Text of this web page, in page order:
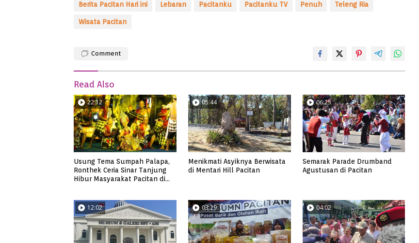
Berita Pacitan Hari ini Lebaran Pacitanku Pacitanku TV Penuh Teleng Ria
Wisata Pacitan
Comment
Read Also
22:12
Usung Tema Sumpah Palapa,
Ronthek Ceria Sinar Tanjung
Hibur Masyarakat Pacitan di
05:44
Menikmati Asyiknya Berwisata
di Mentari Hill Pacitan
06:25
Semarak Parade Drumband
Agustusan di Pacitan
12:02 03:29 04:02